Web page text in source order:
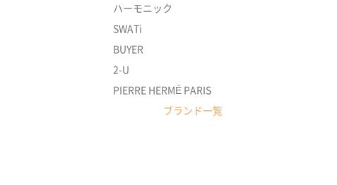
ハーモニック
SWATi
BUYER
2-U
PIERRE HERMÉ PARIS
ブランド一覧